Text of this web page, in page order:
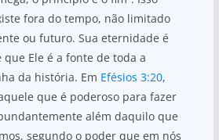
fora do tempo, não limitado
ou futuro. Sua eternidade é
Ele é a fonte de toda a
da história. Em Efésios 3:20,
que é poderoso para fazer
além daquilo que
segundo o poder que em nós